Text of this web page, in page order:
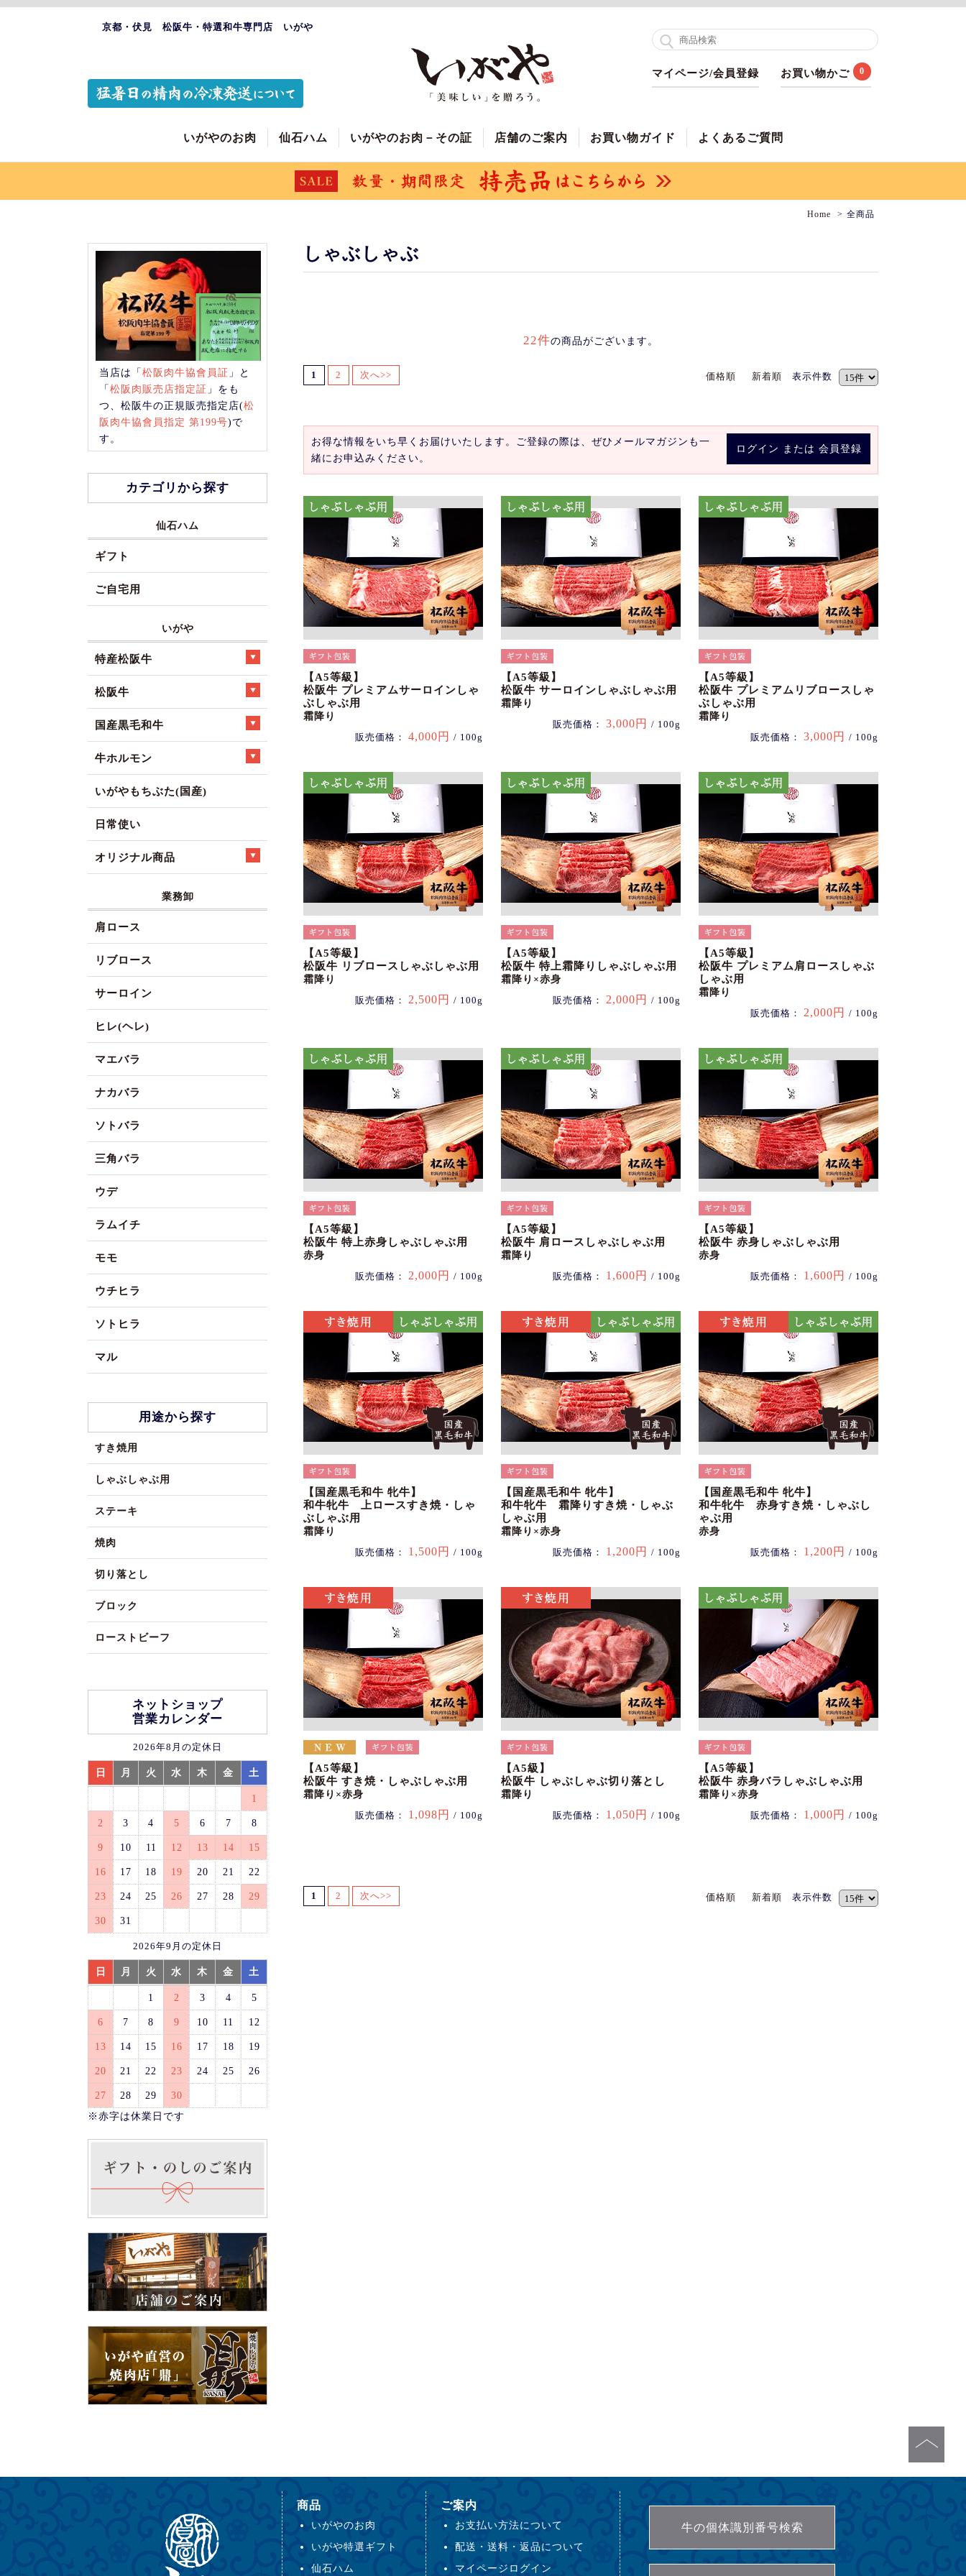
京都・伏見 松阪牛・特選和牛専門店 いがや
マイページ/会員登録 お買い物かご 0
いがやのお肉 仙石ハム いがやのお肉－その証 店舗のご案内 お買い物ガイド よくあるご質問
Home 全商品
しゃぶしゃぶ
22件の商品がございます。
価格順 新着順 表示件数
1 2 次へ>>
ログイン または 会員登録
お得な情報をいち早くお届けいたします。ご登録の際は、ぜひメールマガジンも一
緒にお申込みください。
【A5等級】
松阪牛 プレミアムサーロインしゃ
ぶしゃぶ用
霜降り
販売価格： 4,000円 / 100g
【A5等級】
松阪牛 サーロインしゃぶしゃぶ用
霜降り
販売価格： 3,000円 / 100g
【A5等級】
松阪牛 プレミアムリブロースしゃ
ぶしゃぶ用
霜降り
販売価格： 3,000円 / 100g
【A5等級】
松阪牛 リブロースしゃぶしゃぶ用
霜降り
販売価格： 2,500円 / 100g
【A5等級】
松阪牛 特上霜降りしゃぶしゃぶ用
霜降り×赤身
販売価格： 2,000円 / 100g
【A5等級】
松阪牛 プレミアム肩ロースしゃぶ
しゃぶ用
霜降り
販売価格： 2,000円 / 100g
【A5等級】
松阪牛 特上赤身しゃぶしゃぶ用
赤身
販売価格： 2,000円 / 100g
【A5等級】
松阪牛 肩ロースしゃぶしゃぶ用
霜降り
販売価格： 1,600円 / 100g
【A5等級】
松阪牛 赤身しゃぶしゃぶ用
赤身
販売価格： 1,600円 / 100g
【国産黒毛和牛 牝牛】
和牛牝牛 上ロースすき焼・しゃ
ぶしゃぶ用
霜降り
販売価格： 1,500円 / 100g
【国産黒毛和牛 牝牛】
和牛牝牛 霜降りすき焼・しゃぶ
しゃぶ用
霜降り×赤身
販売価格： 1,200円 / 100g
【国産黒毛和牛 牝牛】
和牛牝牛 赤身すき焼・しゃぶし
ゃぶ用
赤身
販売価格： 1,200円 / 100g
【A5等級】
松阪牛 すき焼・しゃぶしゃぶ用
霜降り×赤身
販売価格： 1,098円 / 100g
【A5級】
松阪牛 しゃぶしゃぶ切り落とし
霜降り
販売価格： 1,050円 / 100g
【A5等級】
松阪牛 赤身バラしゃぶしゃぶ用
霜降り×赤身
販売価格： 1,000円 / 100g
価格順 新着順 表示件数
1 2 次へ>>
当店は「松阪肉牛協會員証 」と
「松阪肉販売店指定証 」をも
つ、松阪牛の正規販売指定店(松
阪肉牛協會員指定 第199号)で
す。
カテゴリから探す
仙石ハム
ギフト
ご自宅用
いがや
特産松阪牛
松阪牛
国産黒毛和牛
牛ホルモン
いがやもちぶた(国産)
日常使い
オリジナル商品
業務卸
肩ロース
リブロース
サーロイン
ヒレ(ヘレ)
マエバラ
ナカバラ
ソトバラ
三角バラ
ウデ
ラムイチ
モモ
ウチヒラ
ソトヒラ
マル
用途から探す
すき焼用
しゃぶしゃぶ用
ステーキ
焼肉
切り落とし
ブロック
ローストビーフ
ネットショップ
営業カレンダー
2026年8月の定休日
日 月 火 水 木 金 土
1
2 3 4 5 6 7 8
9 10 11 12 13 14 15
16 17 18 19 20 21 22
23 24 25 26 27 28 29
30 31
2026年9月の定休日
日 月 火 水 木 金 土
1 2 3 4 5
6 7 8 9 10 11 12
13 14 15 16 17 18 19
20 21 22 23 24 25 26
27 28 29
30
※赤字は休業日です
商品
いがやのお肉
いがや特選ギフト
仙石ハム
ご案内
お支払い方法について
配送・送料・返品について
マイページログイン
牛の個体識別番号検索